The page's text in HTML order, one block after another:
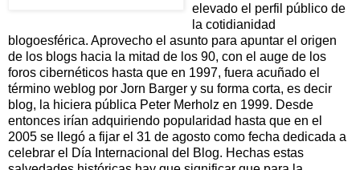
elevado el perfil público de
la cotidianidad
blogoesférica. Aprovecho el asunto para apuntar el origen
de los blogs hacia la mitad de los 90, con el auge de los
foros cibernéticos hasta que en 1997, fuera acuñado el
término weblog por Jorn Barger y su forma corta, es decir
blog, la hiciera pública Peter Merholz en 1999. Desde
entonces irían adquiriendo popularidad hasta que en el
2005 se llegó a fijar el 31 de agosto como fecha dedicada a
celebrar el Día Internacional del Blog. Hechas estas